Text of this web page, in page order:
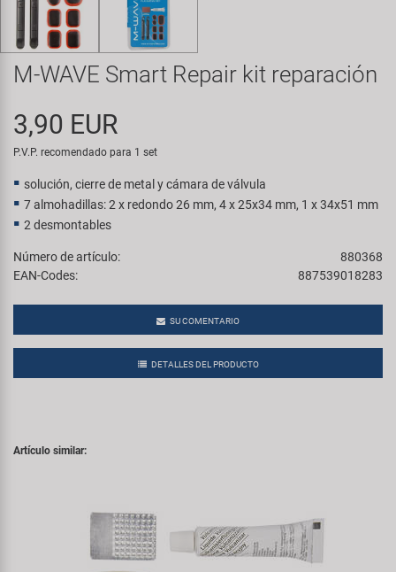
Transporte y Aparcamiento
Super B
Todas las marcas
M-WAVE Smart Repair kit reparación
3,90 EUR
P.V.P. recomendado para 1 set
solución, cierre de metal y cámara de válvula
7 almohadillas: 2 x redondo 26 mm, 4 x 25x34 mm, 1 x 34x51 mm
2 desmontables
Número de artículo:
880368
EAN-Codes:
887539018283
SU COMENTARIO
DETALLES DEL PRODUCTO
Artículo similar: